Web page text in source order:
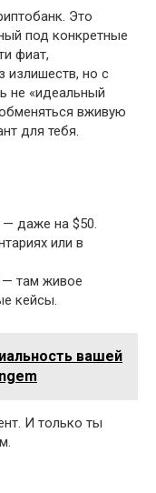
Это
под конкретные
фиат,
излишеств, но с
не «идеальный
вживую
для тебя.
— даже на $50.
или в
— там живое
кейсы.
вашей
И только ты